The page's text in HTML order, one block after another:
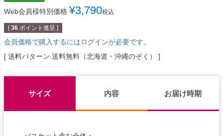
Web会員様特別価格 ¥3,790税込
[ 36 ポイント進呈 ]
会員価格で購入するにはログインが必要です。
送料パターン 送料無料（北海道・沖縄のぞく）
サイズ 内容 お届け時期